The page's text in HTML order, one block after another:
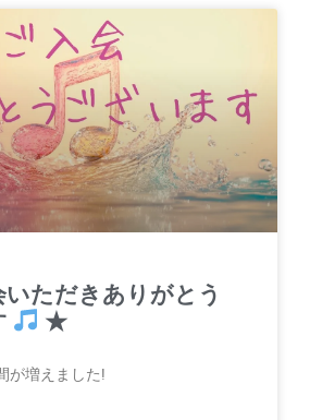
ただきありがとう
★
が増えました!